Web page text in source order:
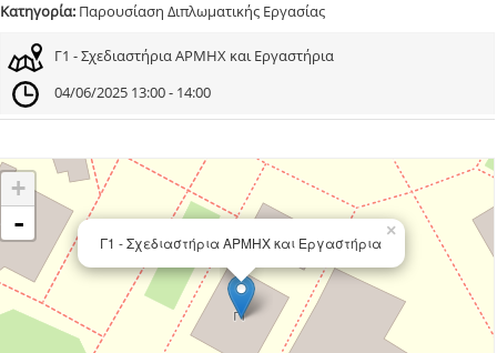
Κατηγορία: Παρουσίαση Διπλωματικής Εργασίας
Γ1 - Σχεδιαστήρια ΑΡΜΗΧ και Εργαστήρια
04/06/2025 13:00 - 14:00
×
Γ1 - Σχεδιαστήρια ΑΡΜΗΧ και Εργαστήρια
+
-